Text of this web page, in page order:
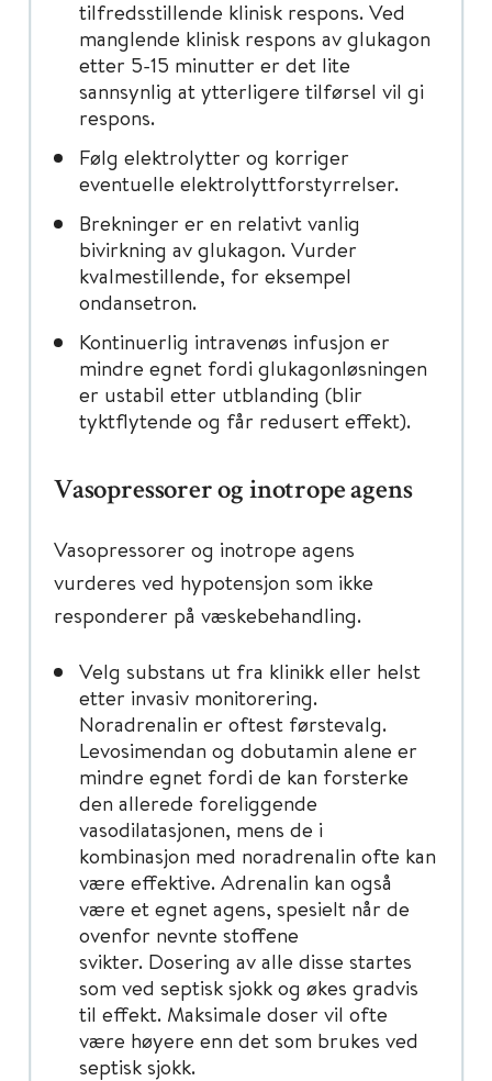
tilfredsstillende klinisk respons. Ved
manglende klinisk respons av glukagon
etter 5-15 minutter er det lite
sannsynlig at ytterligere tilførsel vil gi
respons.
Følg elektrolytter og korriger
eventuelle elektrolyttforstyrrelser.
Brekninger er en relativt vanlig
bivirkning av glukagon. Vurder
kvalmestillende, for eksempel
ondansetron.
Kontinuerlig intravenøs infusjon er
mindre egnet fordi glukagonløsningen
er ustabil etter utblanding (blir
tyktflytende og får redusert effekt).
Vasopressorer og inotrope agens
Vasopressorer og inotrope agens
vurderes ved hypotensjon som ikke
responderer på væskebehandling.
Velg substans ut fra klinikk eller helst
etter invasiv monitorering.
Noradrenalin er oftest førstevalg.
Levosimendan og dobutamin alene er
mindre egnet fordi de kan forsterke
den allerede foreliggende
vasodilatasjonen, mens de i
kombinasjon med noradrenalin ofte kan
være effektive. Adrenalin kan også
være et egnet agens, spesielt når de
ovenfor nevnte stoffene
svikter. Dosering av alle disse startes
som ved septisk sjokk og økes gradvis
til effekt. Maksimale doser vil ofte
være høyere enn det som brukes ved
septisk sjokk.